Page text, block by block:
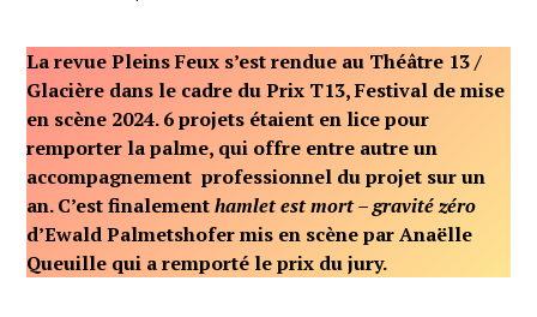
La revue Pleins Feux s’est rendue au Théâtre 13 /
Glacière dans le cadre du Prix T13, Festival de mise
en scène 2024. 6 projets étaient en lice pour
remporter la palme, qui offre entre autre un
accompagnement professionnel du projet sur un
an. C’est finalementhamlet est mort – gravité zéro
d’Ewald Palmetshofer mis en scène par Anaëlle
Queuille qui a remporté le prix du jury.